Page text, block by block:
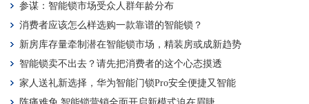
参谋：智能锁市场受众人群年龄分布
消费者应该怎么样选购一款靠谱的智能锁？
新房库存量牵制潜在智能锁市场，精装房或成新趋势
智能锁卖不出去？请先把消费者的这个心态摸透
家人送礼新选择，华为智能门锁Pro安全便捷又智能